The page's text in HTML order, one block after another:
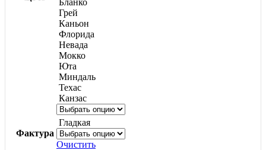
Грей
Каньон
Флорида
Невада
Мокко
Юта
Миндаль
Техас
Канзас
Фактура
Гладкая
Очистить